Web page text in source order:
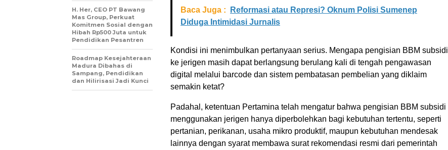
Baca Juga :
Reformasi atau Represi? Oknum Polisi Sumenep
Diduga Intimidasi Jurnalis
Kondisi ini menimbulkan pertanyaan serius. Mengapa pengisian BBM subsidi
ke jerigen masih dapat berlangsung berulang kali di tengah pengawasan
digital melalui barcode dan sistem pembatasan pembelian yang diklaim
semakin ketat?
Padahal, ketentuan Pertamina telah mengatur bahwa pengisian BBM subsidi
menggunakan jerigen hanya diperbolehkan bagi kebutuhan tertentu, seperti
pertanian, perikanan, usaha mikro produktif, maupun kebutuhan mendesak
lainnya dengan syarat membawa surat rekomendasi resmi dari pemerintah
H. Her, CEO PT Bawang
Mas Group, Perkuat
Komitmen Sosial dengan
Hibah Rp500 Juta untuk
Pendidikan Pesantren
Roadmap Kesejahteraan
Madura Dibahas di
Sampang, Pendidikan
dan Hilirisasi Jadi Kunci